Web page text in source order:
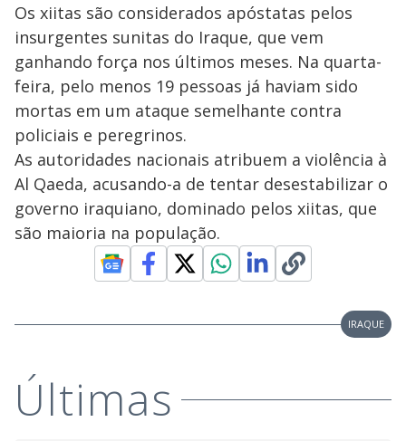
Os xiitas são considerados apóstatas pelos
insurgentes sunitas do Iraque, que vem
ganhando força nos últimos meses. Na quarta-
feira, pelo menos 19 pessoas já haviam sido
mortas em um ataque semelhante contra
policiais e peregrinos.
As autoridades nacionais atribuem a violência à
Al Qaeda, acusando-a de tentar desestabilizar o
governo iraquiano, dominado pelos xiitas, que
são maioria na população.
IRAQUE
Últimas